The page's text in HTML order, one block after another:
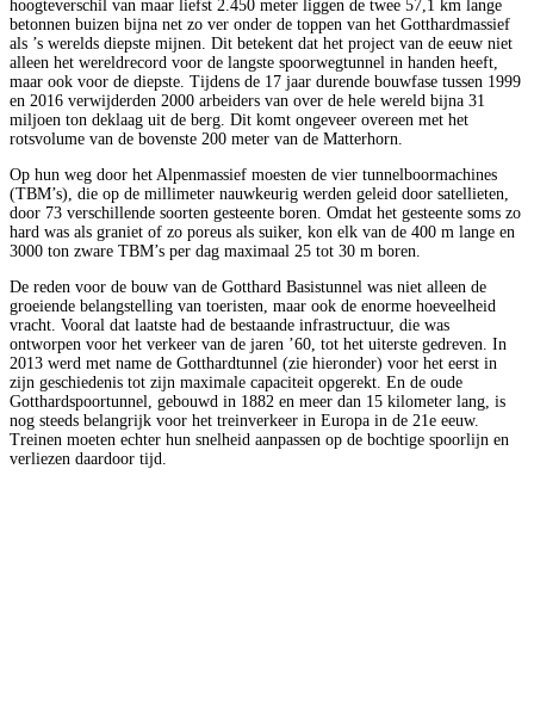
hoogteverschil van maar liefst 2.450 meter liggen de twee 57,1 km lange
betonnen buizen bijna net zo ver onder de toppen van het Gotthardmassief
als ’s werelds diepste mijnen. Dit betekent dat het project van de eeuw niet
alleen het wereldrecord voor de langste spoorwegtunnel in handen heeft,
maar ook voor de diepste. Tijdens de 17 jaar durende bouwfase tussen 1999
en 2016 verwijderden 2000 arbeiders van over de hele wereld bijna 31
miljoen ton deklaag uit de berg. Dit komt ongeveer overeen met het
rotsvolume van de bovenste 200 meter van de Matterhorn.
Op hun weg door het Alpenmassief moesten de vier tunnelboormachines
(TBM’s), die op de millimeter nauwkeurig werden geleid door satellieten,
door 73 verschillende soorten gesteente boren. Omdat het gesteente soms zo
hard was als graniet of zo poreus als suiker, kon elk van de 400 m lange en
3000 ton zware TBM’s per dag maximaal 25 tot 30 m boren.
De reden voor de bouw van de Gotthard Basistunnel was niet alleen de
groeiende belangstelling van toeristen, maar ook de enorme hoeveelheid
vracht. Vooral dat laatste had de bestaande infrastructuur, die was
ontworpen voor het verkeer van de jaren ’60, tot het uiterste gedreven. In
2013 werd met name de Gotthardtunnel (zie hieronder) voor het eerst in
zijn geschiedenis tot zijn maximale capaciteit opgerekt. En de oude
Gotthardspoortunnel, gebouwd in 1882 en meer dan 15 kilometer lang, is
nog steeds belangrijk voor het treinverkeer in Europa in de 21e eeuw.
Treinen moeten echter hun snelheid aanpassen op de bochtige spoorlijn en
verliezen daardoor tijd.